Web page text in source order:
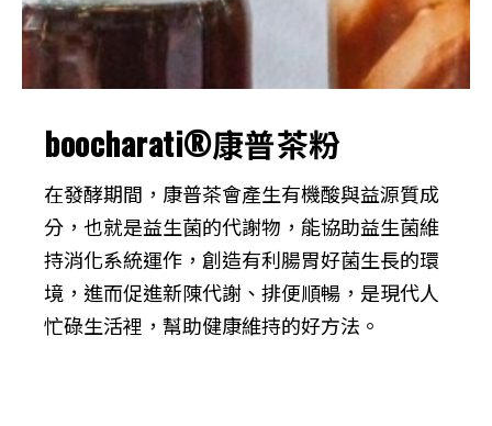
boocharati®康普茶粉
在發酵期間，康普茶會產生有機酸與益源質成
分，也就是益生菌的代謝物，能協助益生菌維
持消化系統運作，創造有利腸胃好菌生長的環
境，進而促進新陳代謝、排便順暢，是現代人
忙碌生活裡，幫助健康維持的好方法。